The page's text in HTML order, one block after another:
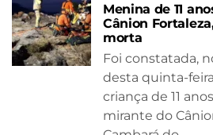
Menina de 11
Cânion
morta
Foi constatada,
desta quinta-
criança de 11
mirante do